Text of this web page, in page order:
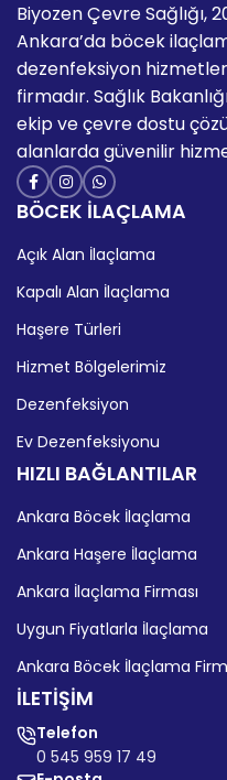
Biyozen Çevre Sağlığı,
Ankara’da böcek
dezenfeksiyon
firmadır. Sağlık
ekip ve çevre dostu
alanlarda güvenilir
BÖCEK İLAÇLAMA
Açık Alan İlaçlama
Kapalı Alan İlaçlama
Haşere Türleri
Hizmet Bölgelerimiz
Dezenfeksiyon
Ev Dezenfeksiyonu
HIZLI BAĞLANTILAR
Ankara Böcek İlaçlama
Ankara Haşere İlaçlama
Ankara İlaçlama Firması
Uygun Fiyatlarla İlaçlama
Ankara Böcek İlaçlama
İLETİŞİM
Telefon
0 545 959 17 49